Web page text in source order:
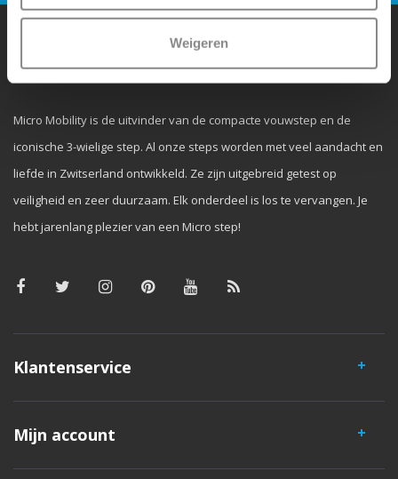
Weigeren
Waarom Micro Step?
Micro Mobility is de uitvinder van de compacte vouwstep en de
iconische 3-wielige step. Al onze steps worden met veel aandacht en
liefde in Zwitserland ontwikkeld. Ze zijn uitgebreid getest op
veiligheid en zeer duurzaam. Elk onderdeel is los te vervangen. Je
hebt jarenlang plezier van een Micro step!
Klantenservice
Mijn account